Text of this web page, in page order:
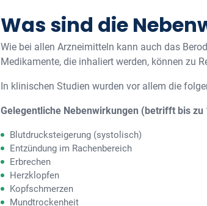
Was sind die
Wie bei allen Arzneimitteln kann auch das
Medikamente, die inhaliert werden, können zu
In klinischen Studien wurden vor allem die
Gelegentliche Nebenwirkungen (betrifft bis zu
Blutdrucksteigerung (systolisch)
Entzündung im Rachenbereich
Erbrechen
Herzklopfen
Kopfschmerzen
Mundtrockenheit